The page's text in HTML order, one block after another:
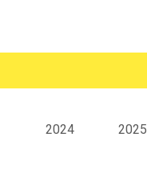
2024 2025